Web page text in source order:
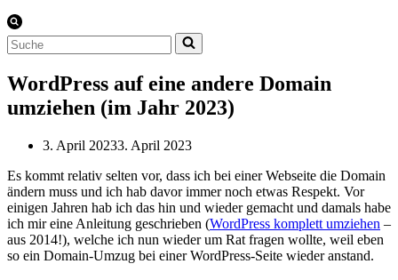
Suchen
nach …
WordPress auf eine andere Domain
umziehen (im Jahr 2023)
3. April 20233. April 2023
Es kommt relativ selten vor, dass ich bei einer Webseite die Domain
ändern muss und ich hab davor immer noch etwas Respekt. Vor
einigen Jahren hab ich das hin und wieder gemacht und damals habe
ich mir eine Anleitung geschrieben (WordPress komplett umziehen –
aus 2014!), welche ich nun wieder um Rat fragen wollte, weil eben
so ein Domain-Umzug bei einer WordPress-Seite wieder anstand.